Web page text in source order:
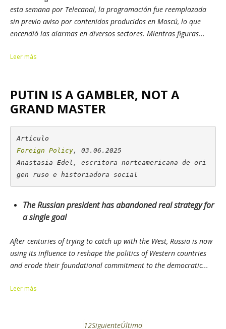
esta semana por Telecanal, la programación fue reemplazada
sin previo aviso por contenidos producidos en Moscú, lo que
encendió las alarmas en diversos sectores. Mientras figuras...
Leer más
PUTIN IS A GAMBLER, NOT A
GRAND MASTER
Foreign Policy, 03.06.2025
Anastasia Edel, escritora norteamericana de ori
gen ruso e historiadora social
The Russian president has abandoned real strategy for
a single goal
After centuries of trying to catch up with the West, Russia is now
using its influence to reshape the politics of Western countries
and erode their foundational commitment to the democratic...
Leer más
12SiguienteÚltimo